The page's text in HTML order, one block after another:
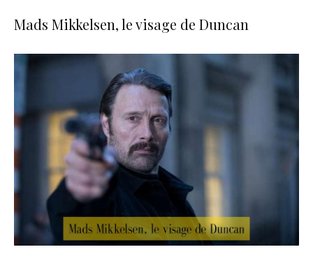
Mads Mikkelsen, le visage de Duncan